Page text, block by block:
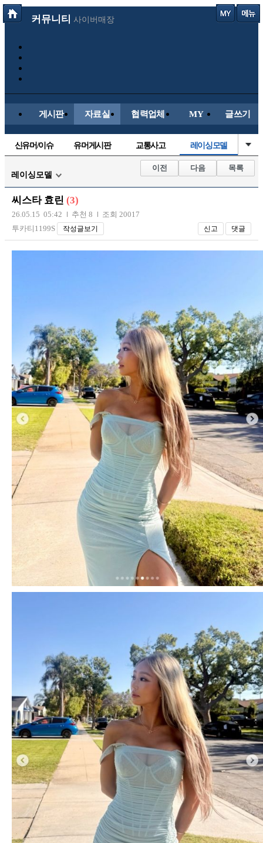
커뮤니티 사이버매장
게시판 자료실 협력업체 MY 글쓰기
신유머/이슈 유머게시판 교통사고 레이싱모델
내차사진 직찍/특종
자동차사진 후방주의방 자유사진 군사/무기
항공/해운/철도
장착시공사진
레이싱모델
이전 다음 목록
씨스타 효린 (3)
26.05.15 05:42 추천 8
조회 20017
투카티1199S
작성글보기 신고 댓글